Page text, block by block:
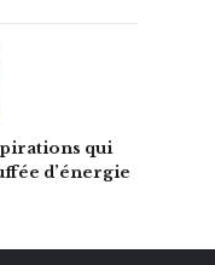
qui
d’énergie